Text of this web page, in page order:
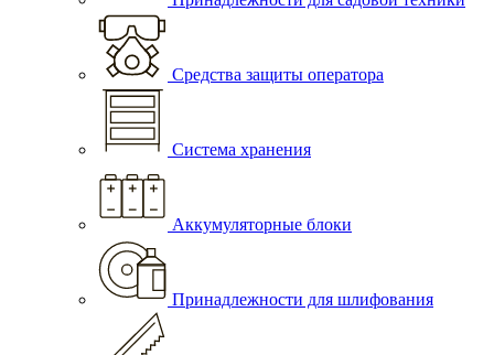
Средства защиты оператора
Система хранения
Аккумуляторные блоки
Принадлежности для шлифования